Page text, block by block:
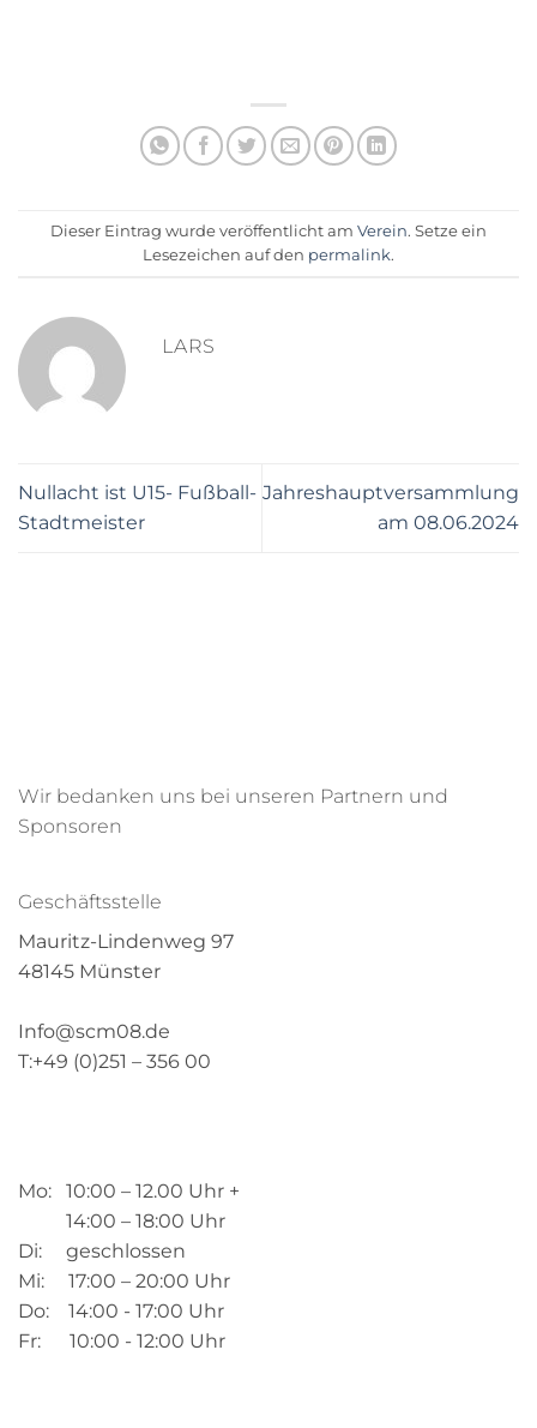
Dieser Eintrag wurde veröffentlicht am Verein. Setze ein
Lesezeichen auf den permalink.
LARS
Nullacht ist U15- Fußball-
Stadtmeister
Jahreshauptversammlung
am 08.06.2024
Wir bedanken uns bei unseren Partnern und
Sponsoren
Geschäftsstelle
Mauritz-Lindenweg 97
48145 Münster
Info@scm08.de
T:+49 (0)251 – 356 00
Mo: 10:00 – 12.00 Uhr +
14:00 – 18:00 Uhr
Di: geschlossen
Mi: 17:00 – 20:00 Uhr
Do: 14:00 - 17:00 Uhr
Fr: 10:00 - 12:00 Uhr